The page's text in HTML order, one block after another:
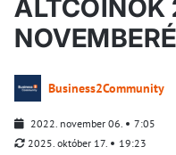
ALTCOINOK
Business2Community
2022. november 06.
7:05
2025. október 17.
19:23